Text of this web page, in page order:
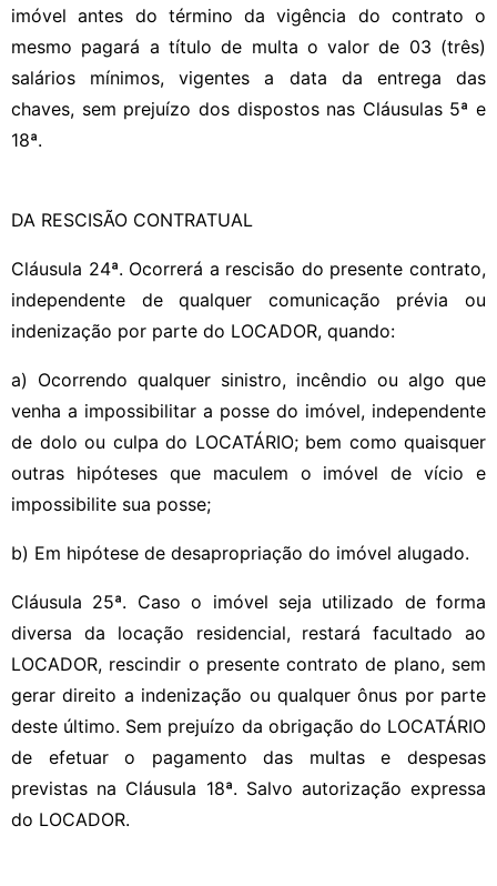
imóvel antes do término da vigência do contrato o
mesmo pagará a título de multa o valor de 03 (três)
salários mínimos, vigentes a data da entrega das
chaves, sem prejuízo dos dispostos nas Cláusulas 5ª e
18ª.
DA RESCISÃO CONTRATUAL
Cláusula 24ª. Ocorrerá a rescisão do presente contrato,
independente de qualquer comunicação prévia ou
indenização por parte do LOCADOR, quando:
a) Ocorrendo qualquer sinistro, incêndio ou algo que
venha a impossibilitar a posse do imóvel, independente
de dolo ou culpa do LOCATÁRIO; bem como quaisquer
outras hipóteses que maculem o imóvel de vício e
impossibilite sua posse;
b) Em hipótese de desapropriação do imóvel alugado.
Cláusula 25ª. Caso o imóvel seja utilizado de forma
diversa da locação residencial, restará facultado ao
LOCADOR, rescindir o presente contrato de plano, sem
gerar direito a indenização ou qualquer ônus por parte
deste último. Sem prejuízo da obrigação do LOCATÁRIO
de efetuar o pagamento das multas e despesas
previstas na Cláusula 18ª. Salvo autorização expressa
do LOCADOR.